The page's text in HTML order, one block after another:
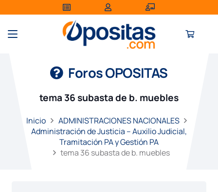
Foros OPOSITAS
tema 36 subasta de b. muebles
Inicio
ADMINISTRACIONES NACIONALES
Administración de Justicia – Auxilio Judicial,
Tramitación PA y Gestión PA
tema 36 subasta de b. muebles